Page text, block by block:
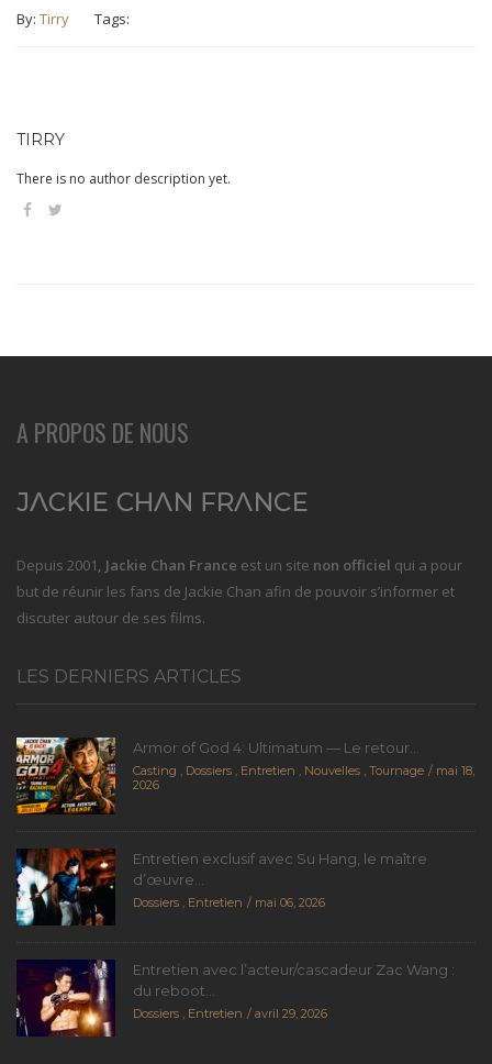
By: Tirry Tags:
TIRRY
There is no author description yet.
A PROPOS DE NOUS
Depuis 2001 , Jackie Chan France est un site non officiel qui a pour
but de réunir les fans de Jackie Chan afin de pouvoir s’informer et
discuter autour de ses films.
LES DERNIERS ARTICLES
Armor of God 4: Ultimatum — Le retour...
Casting Dossiers Entretien Nouvelles Tournage
mai 18,
2026
Entretien exclusif avec Su Hang, le maître
d’œuvre...
Dossiers Entretien mai 06, 2026
Entretien avec l’acteur/cascadeur Zac Wang :
du reboot...
Dossiers Entretien avril 29, 2026